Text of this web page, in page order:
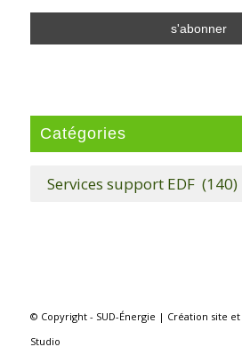
Catégories
Catégories
© Copyright - SUD-Énergie | Création site et
Studio